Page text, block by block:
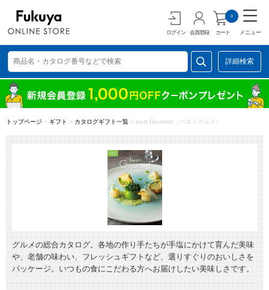
ログイン 会員登録 カート
0
メニュー
詳細検索
トップページ > ギフト > カタログギフト一覧 > best Gourmet（ベストグルメ）
グルメの総合カタログ。各地の作り手たちが手塩にかけて育んだ美味
や、老舗の味わい、フレッシュギフトなど、選りすぐりのおいしさを
パッケージ。いつもの食にこだわる方へお届けしたい美味しさです。